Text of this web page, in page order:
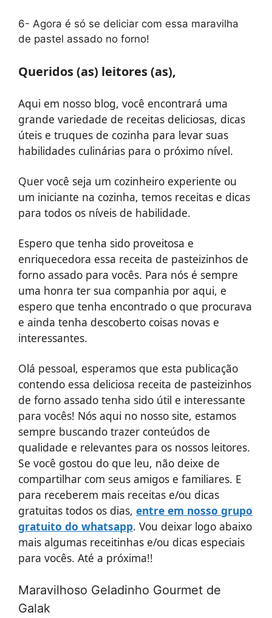
6- Agora é só se deliciar com essa maravilha
de pastel assado no forno!
Queridos (as) leitores (as),
Aqui em nosso blog, você encontrará uma
grande variedade de receitas deliciosas, dicas
úteis e truques de cozinha para levar suas
habilidades culinárias para o próximo nível.
Quer você seja um cozinheiro experiente ou
um iniciante na cozinha, temos receitas e dicas
para todos os níveis de habilidade.
Espero que tenha sido proveitosa e
enriquecedora essa receita de pasteizinhos de
forno assado para vocês. Para nós é sempre
uma honra ter sua companhia por aqui, e
espero que tenha encontrado o que procurava
e ainda tenha descoberto coisas novas e
interessantes.
Olá pessoal, esperamos que esta publicação
contendo essa deliciosa receita de pasteizinhos
de forno assado tenha sido útil e interessante
para vocês! Nós aqui no nosso site, estamos
sempre buscando trazer conteúdos de
qualidade e relevantes para os nossos leitores.
Se você gostou do que leu, não deixe de
compartilhar com seus amigos e familiares. E
para receberem mais receitas e/ou dicas
gratuitas todos os dias, entre em nosso grupo
gratuito do whatsapp. Vou deixar logo abaixo
mais algumas receitinhas e/ou dicas especiais
para vocês. Até a próxima!!
Maravilhoso Geladinho Gourmet de
Galak